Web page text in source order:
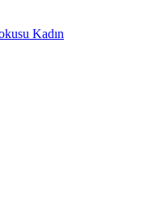
Kadın